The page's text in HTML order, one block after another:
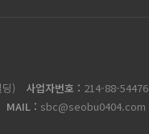
) 사업자번호 : 214-88-54476
MAIL : sbc@seobu0404.com